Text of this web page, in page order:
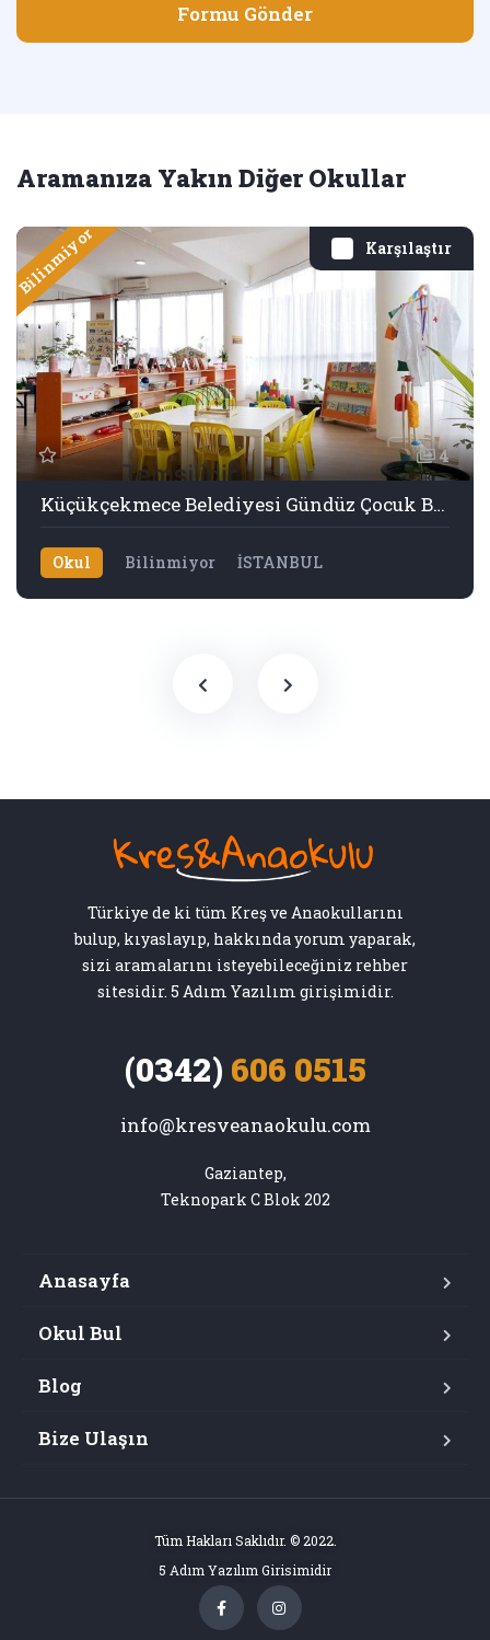
Formu Gönder
Aramanıza Yakın Diğer Okullar
Karşılaştır
Bilinmiyor
4
Küçükçekmece Belediyesi Gündüz Çocuk Bakım Evi
Okul Bilinmiyor İSTANBUL
Türkiye de ki tüm Kreş ve Anaokullarını
bulup, kıyaslayıp, hakkında yorum yaparak,
sizi aramalarını isteyebileceğiniz rehber
sitesidir. 5 Adım Yazılım girişimidir.
(0342) 606 0515
info@kresveanaokulu.com
Gaziantep,
Teknopark C Blok 202
Anasayfa
Okul Bul
Blog
Bize Ulaşın
Tüm Hakları Saklıdır. © 2022.
5 Adım Yazılım Girisimidir